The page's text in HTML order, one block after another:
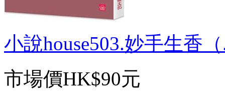
小說house503.妙手生香
市場價HK$90元